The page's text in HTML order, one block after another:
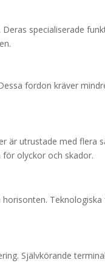
specialiserade
fordon kräver
är utrustade med
olyckor och skador.
Självkörande